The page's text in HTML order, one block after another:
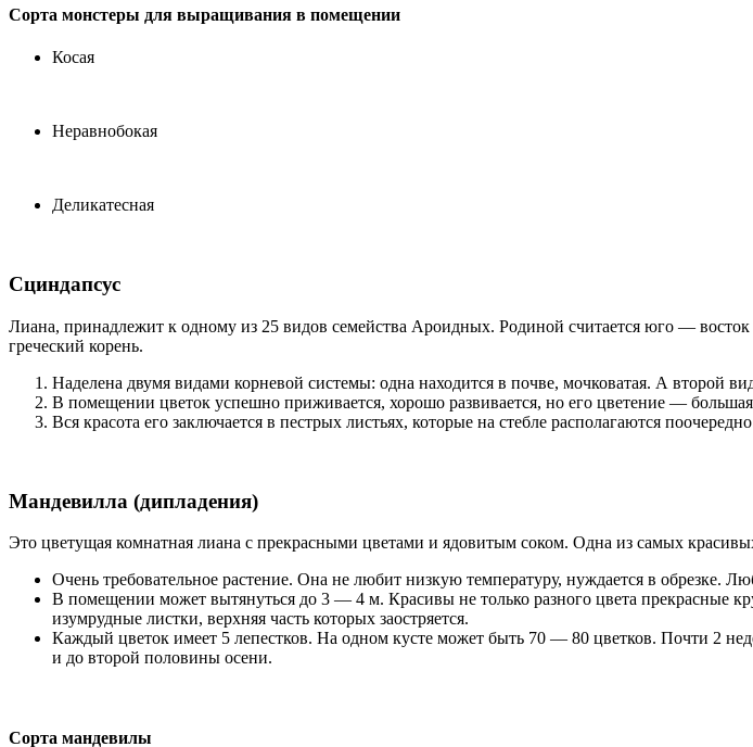
Сорта монстеры для выращивания в помещении
Косая
Неравнобокая
Деликатесная
Сциндапсус
Лиана, принадлежит к одному из 25 видов семейства Ароидных. Родиной считается юго —
греческий корень.
Наделена двумя видами корневой системы: одна находится в почве, мочковатая. А второй
В помещении цветок успешно приживается, хорошо развивается, но его цветение — большая
Вся красота его заключается в пестрых листьях, которые на стебле располагаются
Мандевилла (дипладения)
Это цветущая комнатная лиана с прекрасными цветами и ядовитым соком. Одна из самых
Очень требовательное растение. Она не любит низкую температуру, нуждается в обрезке.
В помещении может вытянуться до 3 — 4 м. Красивы не только разного цвета прекрасные
изумрудные листки, верхняя часть которых заостряется.
Каждый цветок имеет 5 лепестков. На одном кусте может быть 70 — 80 цветков. Почти 2
и до второй половины осени.
Сорта мандевилы